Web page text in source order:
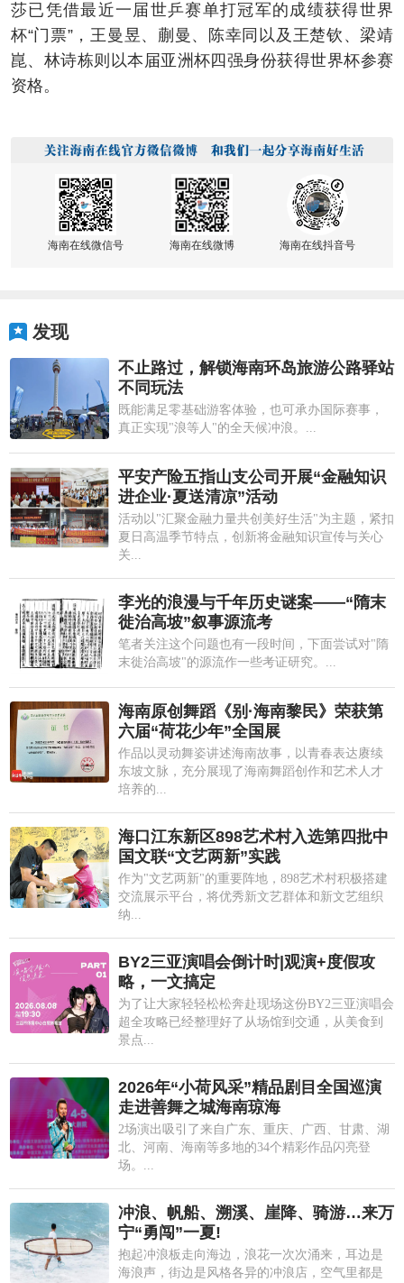
莎已凭借最近一届世乒赛单打冠军的成绩获得世界
杯“门票”，王曼昱、蒯曼、陈幸同以及王楚钦、梁靖
崑、林诗栋则以本届亚洲杯四强身份获得世界杯参赛
资格。
海南在线微信号 海南在线微博 海南在线抖音号
发现
不止路过，解锁海南环岛旅游公路驿站
不同玩法
既能满足零基础游客体验，也可承办国际赛事，
真正实现"浪等人"的全天候冲浪。...
平安产险五指山支公司开展“金融知识
进企业·夏送清凉”活动
活动以"汇聚金融力量共创美好生活"为主题，紧扣
夏日高温季节特点，创新将金融知识宣传与关心
关...
李光的浪漫与千年历史谜案——“隋末
徙治高坡”叙事源流考
笔者关注这个问题也有一段时间，下面尝试对"隋
末徙治高坡"的源流作一些考证研究。...
海南原创舞蹈《别·海南黎民》荣获第
六届“荷花少年”全国展
作品以灵动舞姿讲述海南故事，以青春表达赓续
东坡文脉，充分展现了海南舞蹈创作和艺术人才
培养的...
海口江东新区898艺术村入选第四批中
国文联“文艺两新”实践
作为"文艺两新"的重要阵地，898艺术村积极搭建
交流展示平台，将优秀新文艺群体和新文艺组织
纳...
BY2三亚演唱会倒计时|观演+度假攻
略，一文搞定
为了让大家轻轻松松奔赴现场这份BY2三亚演唱会
超全攻略已经整理好了从场馆到交通，从美食到
景点...
2026年“小荷风采”精品剧目全国巡演
走进善舞之城海南琼海
2场演出吸引了来自广东、重庆、广西、甘肃、湖
北、河南、海南等多地的34个精彩作品闪亮登
场。...
冲浪、帆船、溯溪、崖降、骑游…来万
宁“勇闯”一夏!
抱起冲浪板走向海边，浪花一次次涌来，耳边是
海浪声，街边是风格各异的冲浪店，空气里都是